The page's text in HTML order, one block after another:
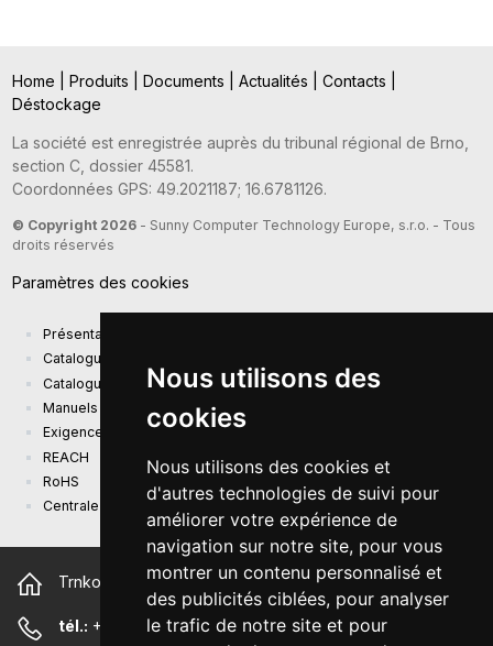
Nous utilisons des
cookies
Nous utilisons des cookies et
d'autres technologies de suivi pour
améliorer votre expérience de
navigation sur notre site, pour vous
montrer un contenu personnalisé et
des publicités ciblées, pour analyser
le trafic de notre site et pour
Home Produits Documents Actualités Contacts
Déstockage
La société est enregistrée auprès du tribunal régional de Brno,
section C, dossier 45581.
Coordonnées GPS: 49.2021187; 16.6781126.
© Copyright 2026- Sunny Computer Technology Europe, s.r.o. - Tous
droits réservés
Paramètres des cookies
Présentation de la société
Catalogue actuel des produits
Catalogue de présentation
Manuels
Exigences d'écoconception (EU) 2019/1782
REACH
RoHS
Centrale photovoltaïque
Trnkova 2881/156, 628 00 Brno République tchèque
tél.: +420 544 500 327